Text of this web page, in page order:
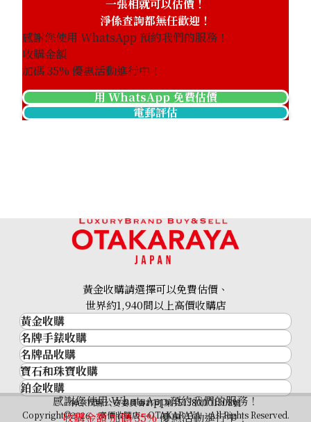
一張相就可以估價！
淨係查詢都無任歡迎！
感謝您使用 WhatsApp 預約我們的服務！
收購金額
加碼35% 優惠活動進行中！
用 WhatsApp 免費估價
電郵評估
感謝您使用 WhatsApp 預約我們的服務！
收購金額 加碼35%優惠活動進行中！
黃金收購請選擇可以免費估價、
世界約1,940間以上高價收購店
黃金收購
黃金･金條
金條
金幣及銀幣
過去十年黃金價格
金飾
名牌手錶收購
名牌手錶收購
勞力士 (Rolex)
Patek Philippe
Audemars Piguet
名牌品收購
名牌品收購
HERMES
LOUIS VUITTON
寶石和珠寶收購
寶石和珠寶
鉑金收購
神奈川縣公安委員會許可 第451380001308號
Copyright©2026 高價收購店—OTAKARAYA All Rights Reserved.